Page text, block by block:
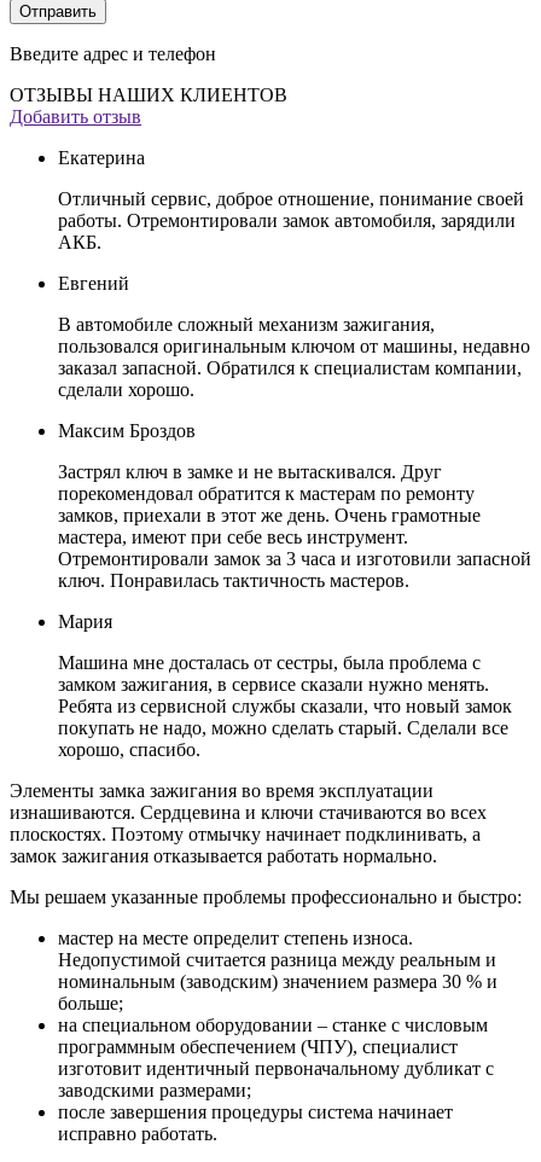
Отправить
Введите адрес и телефон
ОТЗЫВЫ НАШИХ КЛИЕНТОВ
Добавить отзыв
Екатерина
Отличный сервис, доброе отношение, понимание своей
работы. Отремонтировали замок автомобиля, зарядили
АКБ.
Евгений
В автомобиле сложный механизм зажигания,
пользовался оригинальным ключом от машины, недавно
заказал запасной. Обратился к специалистам компании,
сделали хорошо.
Максим Броздов
Застрял ключ в замке и не вытаскивался. Друг
порекомендовал обратится к мастерам по ремонту
замков, приехали в этот же день. Очень грамотные
мастера, имеют при себе весь инструмент.
Отремонтировали замок за 3 часа и изготовили запасной
ключ. Понравилась тактичность мастеров.
Мария
Машина мне досталась от сестры, была проблема с
замком зажигания, в сервисе сказали нужно менять.
Ребята из сервисной службы сказали, что новый замок
покупать не надо, можно сделать старый. Сделали все
хорошо, спасибо.
Элементы замка зажигания во время эксплуатации
изнашиваются. Сердцевина и ключи стачиваются во всех
плоскостях. Поэтому отмычку начинает подклинивать, а
замок зажигания отказывается работать нормально.
Мы решаем указанные проблемы профессионально и быстро:
мастер на месте определит степень износа.
Недопустимой считается разница между реальным и
номинальным (заводским) значением размера 30 % и
больше;
на специальном оборудовании – станке с числовым
программным обеспечением (ЧПУ), специалист
изготовит идентичный первоначальному дубликат с
заводскими размерами;
после завершения процедуры система начинает
исправно работать.